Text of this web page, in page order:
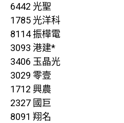
6442 光聖
1785 光洋科
8114 振樺電
3093 港建*
3406 玉晶光
3029 零壹
1712 興農
2327 國巨
8091 翔名